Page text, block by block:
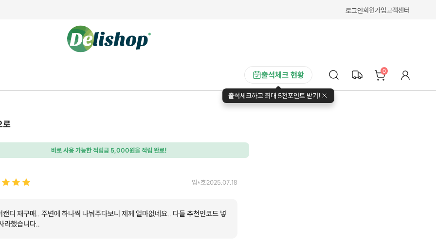
로그인회원가입고객센터
출석체크 현황
출석체크하고 최대 5천포인트 받기!
0
로
바로 사용 가능한 적립금 5,000원을 적립 완료!
임*호2025.07.18
캔디 재구매.. 주변에 하나씩 나눠주다보니 제께 얼마없네요.. 다들 추천인코드 넣
라했습니다..